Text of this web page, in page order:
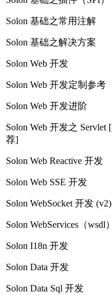
Solon 基础之常用注解
Solon 基础之解决方案
Solon Web 开发
Solon Web 开发定制参考
Solon Web 开发进阶
Solon Web 开发之 Servlet
荐]
Solon Web Reactive 开发
Solon Web SSE 开发
Solon WebSocket 开发 (v2)
Solon WebServices（wsdl
Solon I18n 开发
Solon Data 开发
Solon Data Sql 开发